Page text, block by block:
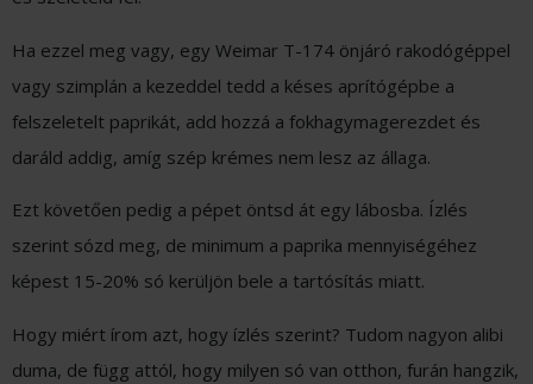
Ha ezzel meg vagy, egy Weimar T-174 önjáró rakodógéppel
vagy szimplán a kezeddel tedd a késes aprítógépbe a
felszeletelt paprikát, add hozzá a fokhagymagerezdet és
daráld addig, amíg szép krémes nem lesz az állaga.
Ezt követően pedig a pépet öntsd át egy lábosba. Ízlés
szerint sózd meg, de minimum a paprika mennyiségéhez
képest 15-20% só kerüljön bele a tartósítás miatt.
Hogy miért írom azt, hogy ízlés szerint? Tudom nagyon alibi
duma, de függ attól, hogy milyen só van otthon, furán hangzik,